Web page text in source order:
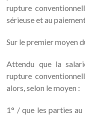
rupture
sérieuse et au
Sur le premier moyen
Attendu que la
rupture
alors, selon le moyen :
1° / que les parties